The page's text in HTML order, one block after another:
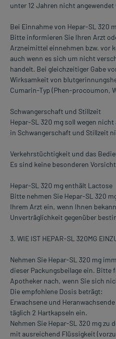
unter 12 Jahren nicht angewendet
Bei Einnahme von Hepar-SL 320
Bitte informieren Sie Ihren Arzt
Arzneimittel einnehmen bzw. vor
auch wenn es sich um nicht
handelt. Bei gleichzeitiger Gabe
Wirksamkeit von
Cumarin-Typ (Phen-procoumon,
Schwangerschaft und Stillzeit
Hepar-SL 320 mg soll wegen
in Schwangerschaft und Stillzeit
Verkehrstüchtigkeit und das
Es sind keine besonderen
Hepar-SL 320 mg enthält Lactose
Bitte nehmen Sie Hepar-SL 320
Ihrem Arzt ein, wenn Ihnen
Unverträglichkeit gegenüber
3. WIE IST HEPAR-SL 320MG
Nehmen Sie Hepar-SL 320 mg
dieser Packungsbeilage ein. Bitte
Apotheker nach, wenn Sie sich
Die empfohlene Dosis beträgt:
Erwachsene und
täglich 2 Hartkapseln ein.
Nehmen Sie Hepar-SL 320 mg zu
mit ausreichend Flüssigkeit